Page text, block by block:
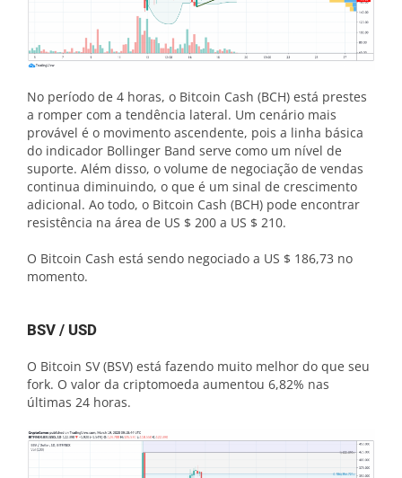
No período de 4 horas, o Bitcoin Cash (BCH) está prestes
a romper com a tendência lateral. Um cenário mais
provável é o movimento ascendente, pois a linha básica
do indicador Bollinger Band serve como um nível de
suporte. Além disso, o volume de negociação de vendas
continua diminuindo, o que é um sinal de crescimento
adicional. Ao todo, o Bitcoin Cash (BCH) pode encontrar
resistência na área de US $ 200 a US $ 210.
O Bitcoin Cash está sendo negociado a US $ 186,73 no
momento.
BSV / USD
O Bitcoin SV (BSV) está fazendo muito melhor do que seu
fork. O valor da criptomoeda aumentou 6,82% nas
últimas 24 horas.